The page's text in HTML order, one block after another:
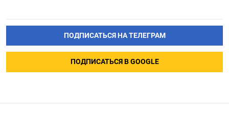
ПОДПИСАТЬСЯ НА ТЕЛЕГРАМ
ПОДПИСАТЬСЯ В GOOGLE